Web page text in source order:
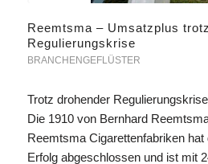
Reemtsma – Umsatzplus
Regulierungskrise
BRANCHENGEFLÜSTER
Trotz drohender
Die 1910 von Bernhard
Reemtsma Cigarettenfabriken
Erfolg abgeschlossen und ist mit